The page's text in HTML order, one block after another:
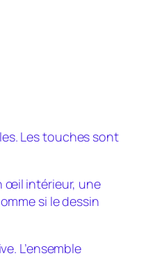
Les touches sont
œil intérieur, une
si le dessin
L’ensemble